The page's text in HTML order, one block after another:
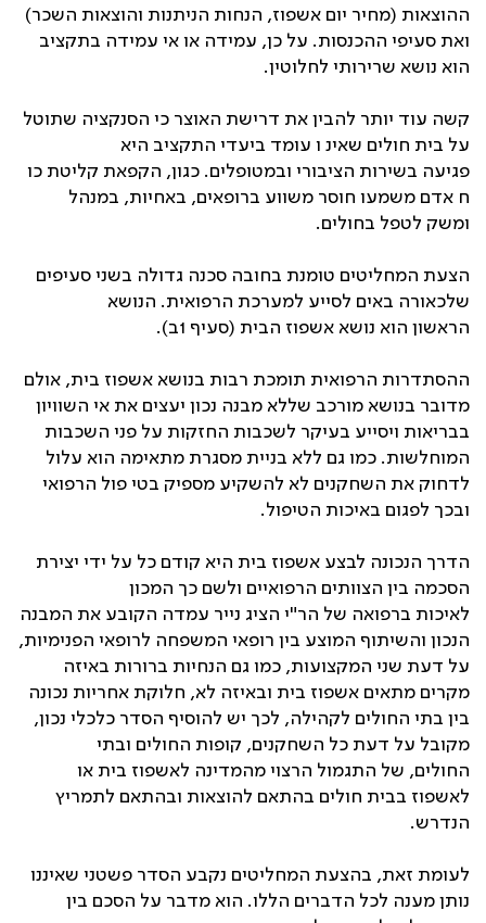
ההוצאות (מחיר יום אשפוז, הנחות הניתנות והוצאות השכר)
ואת סעיפי ההכנסות. על כן, עמידה או אי עמידה בתקציב
הוא נושא שרירותי לחלוטין.
קשה עוד יותר להבין את דרישת האוצר כי הסנקציה שתוטל
על בית חולים שאינ ו עומד ביעדי התקציב היא
פגיעה בשירות הציבורי ובמטופלים. כגון, הקפאת קליטת כו
ח אדם משמעו חוסר משווע ברופאים, באחיות, במנהל
ומשק לטפל בחולים.
הצעת המחליטים טומנת בחובה סכנה גדולה בשני סעיפים
שלכאורה באים לסייע למערכת הרפואית. הנושא
הראשון הוא נושא אשפוז הבית (סעיף 1ב).
ההסתדרות הרפואית תומכת רבות בנושא אשפוז בית, אולם
מדובר בנושא מורכב שללא מבנה נכון יעצים את אי השוויון
בבריאות ויסייע בעיקר לשכבות החזקות על פני השכבות
המוחלשות. כמו גם ללא בניית מסגרת מתאימה הוא עלול
לדחוק את השחקנים לא להשקיע מספיק בטי פול הרפואי
ובכך לפגום באיכות הטיפול.
הדרך הנכונה לבצע אשפוז בית היא קודם כל על ידי יצירת
הסכמה בין הצוותים הרפואיים ולשם כך המכון
לאיכות ברפואה של הר"י הציג נייר עמדה הקובע את המבנה
הנכון והשיתוף המוצע בין רופאי המשפחה לרופאי הפנימיות,
על דעת שני המקצועות, כמו גם הנחיות ברורות באיזה
מקרים מתאים אשפוז בית ובאיזה לא, חלוקת אחריות נכונה
בין בתי החולים לקהילה, לכך יש להוסיף הסדר כלכלי נכון,
מקובל על דעת כל השחקנים, קופות החולים ובתי
החולים, של התגמול הרצוי מהמדינה לאשפוז בית או
לאשפוז בבית חולים בהתאם להוצאות ובהתאם לתמריץ
הנדרש.
לעומת זאת, בהצעת המחליטים נקבע הסדר פשטני שאיננו
נותן מענה לכל הדברים הללו. הוא מדבר על הסכם בין